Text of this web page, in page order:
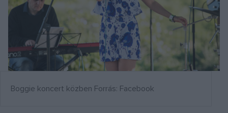
Boggie koncert közben Forrás: Facebook